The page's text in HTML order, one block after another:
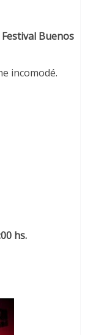
Festival Buenos
incomodé.
hs.